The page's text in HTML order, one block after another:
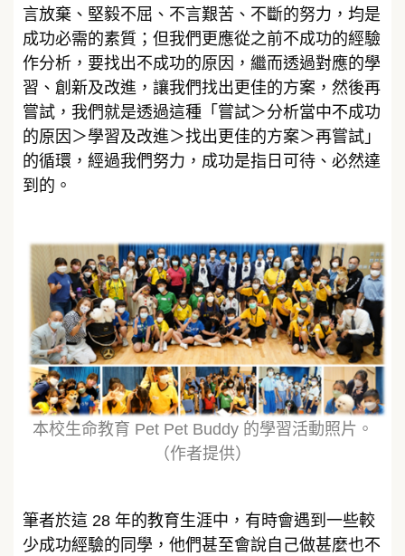
言放棄、堅毅不屈、不言艱苦、不斷的努力，均是
成功必需的素質；但我們更應從之前不成功的經驗
作分析，要找出不成功的原因，繼而透過對應的學
習、創新及改進，讓我們找出更佳的方案，然後再
嘗試，我們就是透過這種「嘗試＞分析當中不成功
的原因＞學習及改進＞找出更佳的方案＞再嘗試」
的循環，經過我們努力，成功是指日可待、必然達
到的。
本校生命教育 Pet Pet Buddy 的學習活動照片。
（作者提供）
筆者於這 28 年的教育生涯中，有時會遇到一些較
少成功經驗的同學，他們甚至會說自己做甚麼也不